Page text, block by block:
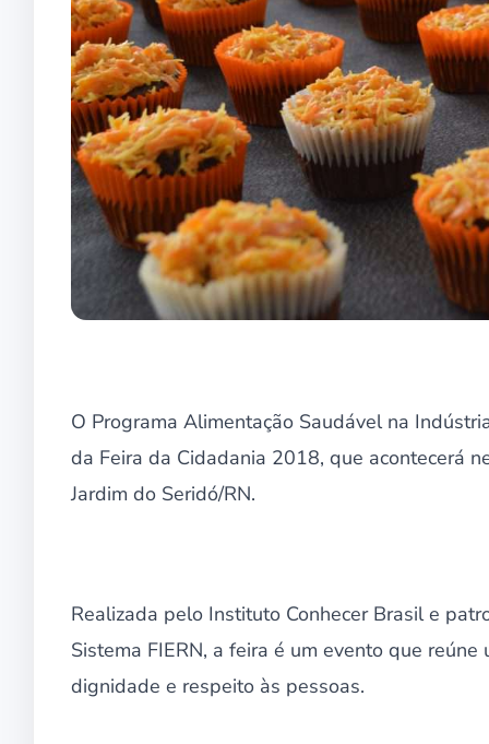
O Programa Alimentação Saudável na
da Feira da Cidadania 2018, que acontecerá
Jardim do Seridó/RN.
Realizada pelo Instituto Conhecer Brasil e
Sistema FIERN, a feira é um evento que
dignidade e respeito às pessoas.